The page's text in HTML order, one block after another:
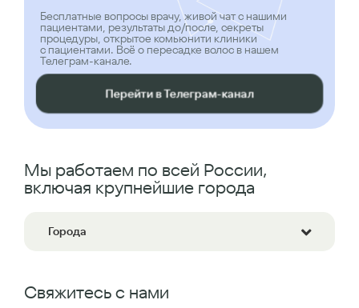
Бесплатные вопросы врачу, живой чат с нашими
пациентами, результаты до/после, секреты
процедуры, открытое комьюнити клиники
с пациентами. Всё о пересадке волос в нашем
Телеграм-канале.
Перейти в Телеграм-канал
Мы работаем по всей России,
включая крупнейшие города
Города
Свяжитесь с нами